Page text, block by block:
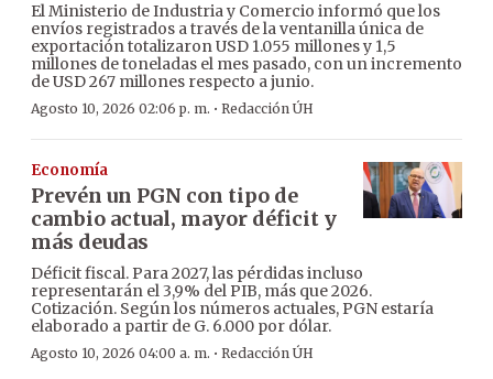
El Ministerio de Industria y Comercio informó que los
envíos registrados a través de la ventanilla única de
exportación totalizaron USD 1.055 millones y 1,5
millones de toneladas el mes pasado, con un incremento
de USD 267 millones respecto a junio.
Agosto 10, 2026 02:06 p. m. · Redacción ÚH
Economía
Prevén un PGN con tipo de
cambio actual, mayor déficit y
más deudas
Déficit fiscal. Para 2027, las pérdidas incluso
representarán el 3,9% del PIB, más que 2026.
Cotización. Según los números actuales, PGN estaría
elaborado a partir de G. 6.000 por dólar.
Agosto 10, 2026 04:00 a. m. · Redacción ÚH